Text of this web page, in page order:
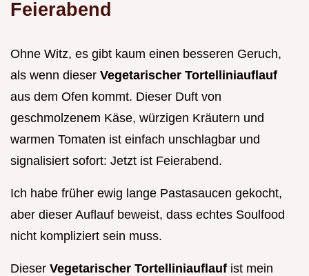
Feierabend
Ohne Witz, es gibt kaum einen besseren Geruch,
als wenn dieser Vegetarischer Tortelliniauflauf
aus dem Ofen kommt. Dieser Duft von
geschmolzenem Käse, würzigen Kräutern und
warmen Tomaten ist einfach unschlagbar und
signalisiert sofort: Jetzt ist Feierabend.
Ich habe früher ewig lange Pastasaucen gekocht,
aber dieser Auflauf beweist, dass echtes Soulfood
nicht kompliziert sein muss.
Dieser Vegetarischer Tortelliniauflauf ist mein